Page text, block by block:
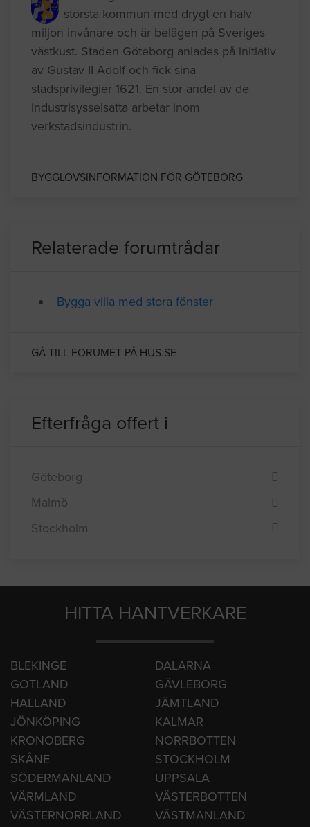
Göteborgs kommun är landets andra
största kommun med drygt en halv
miljon invånare och är belägen på Sveriges
västkust. Staden Göteborg anlades på initiativ
av Gustav II Adolf och fick sina
verkstadsindustrin.
Relaterade forumtrådar
Bygga villa med stora fönster
Efterfråga offert i
Göteborg
Stockholm
HITTA HANTVERKARE
BLEKINGE
DALARNA
GOTLAND
GÄVLEBORG
HALLAND
JÄMTLAND
JÖNKÖPING
KALMAR
KRONOBERG
NORRBOTTEN
SKÅNE
STOCKHOLM